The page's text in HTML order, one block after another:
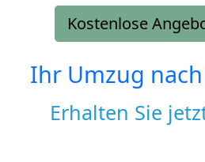
Kostenlose
Ihr Umzug nach
Erhalten Sie